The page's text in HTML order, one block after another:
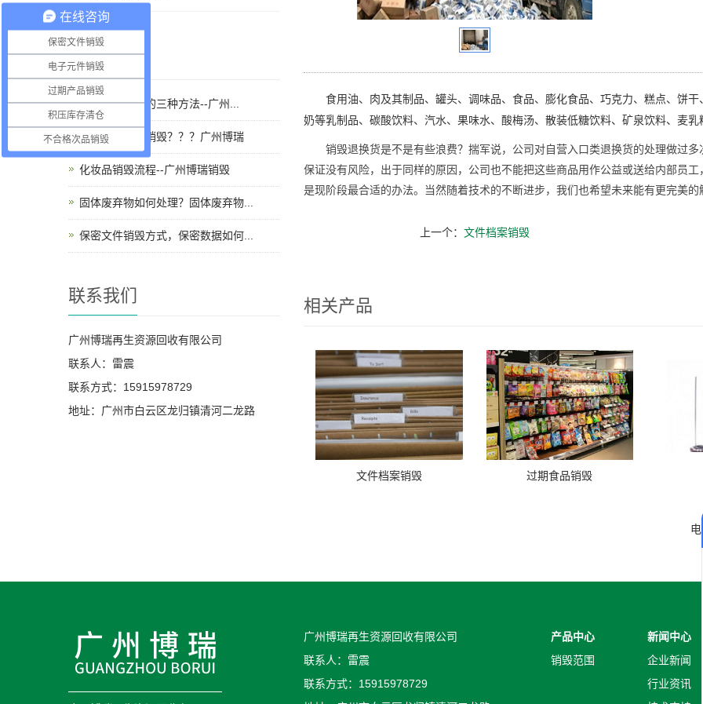
食用油、肉及其制品、罐头、调味品、食品、膨化食品、巧克力、糕点、饼
奶等乳制品、碳酸饮料、汽水、果味水、酸梅汤、散装低糖饮料、矿泉饮料、麦
销毁退换货是不是有些浪费？揣军说，公司对自营入口类退换货的处理做过
保证没有风险，出于同样的原因，公司也不能把这些商品用作公益或送给内部员
是现阶段最合适的办法。当然随着技术的不断进步，我们也希望未来能有更完美的
上一个： 文件档案销毁
相关产品
文件档案销毁 过期食品销毁
新闻中心
过期食品销毁的三种方法--广州...
会计档案怎么销毁？？？广州博瑞
化妆品销毁流程--广州博瑞销毁
固体废弃物如何处理？固体废弃物...
保密文件销毁方式，保密数据如何...
联系我们
广州博瑞再生资源回收有限公司
联系人：雷震
联系方式：15915978729
地址：广州市白云区龙归镇清河二龙路
广州博瑞再生资源回收有限公司
联系人：雷震
联系方式：15915978729
产品中心
销毁范围
新闻中心
企业新闻
行业资讯
在线咨询
保密文件销毁
电子元件销毁
过期产品销毁
积压库存清仓
不合格次品销毁